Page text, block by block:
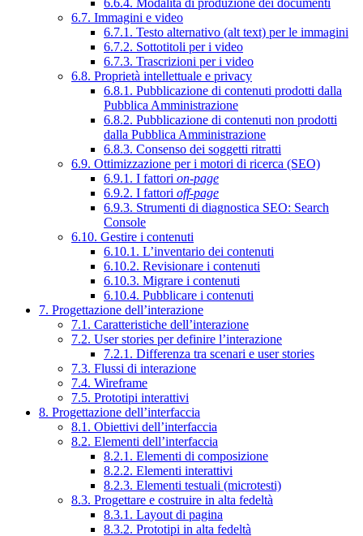
6.7. Immagini e video
6.7.1. Testo alternativo (alt text) per le immagini
6.7.2. Sottotitoli per i video
6.7.3. Trascrizioni per i video
6.8. Proprietà intellettuale e privacy
6.8.1. Pubblicazione di contenuti prodotti dalla
Pubblica Amministrazione
6.8.2. Pubblicazione di contenuti non prodotti
dalla Pubblica Amministrazione
6.8.3. Consenso dei soggetti ritratti
6.9. Ottimizzazione per i motori di ricerca (SEO)
6.9.1. I fattori on-page
6.9.2. I fattori off-page
6.9.3. Strumenti di diagnostica SEO: Search
Console
6.10. Gestire i contenuti
6.10.1. L’inventario dei contenuti
6.10.2. Revisionare i contenuti
6.10.3. Migrare i contenuti
6.10.4. Pubblicare i contenuti
7. Progettazione dell’interazione
7.1. Caratteristiche dell’interazione
7.2. User stories per definire l’interazione
7.2.1. Differenza tra scenari e user stories
7.3. Flussi di interazione
7.4. Wireframe
7.5. Prototipi interattivi
8. Progettazione dell’interfaccia
8.1. Obiettivi dell’interfaccia
8.2. Elementi dell’interfaccia
8.2.1. Elementi di composizione
8.2.2. Elementi interattivi
8.2.3. Elementi testuali (microtesti)
8.3. Progettare e costruire in alta fedeltà
8.3.1. Layout di pagina
8.3.2. Prototipi in alta fedeltà